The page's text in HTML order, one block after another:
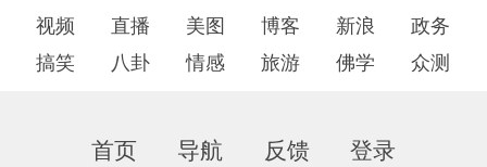
视频 直播 美图 博客 新浪
政务
搞笑
八卦 情感 旅游 佛学 众测
首页 导航 反馈 登录